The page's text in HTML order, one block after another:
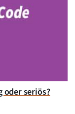
oder seriös?